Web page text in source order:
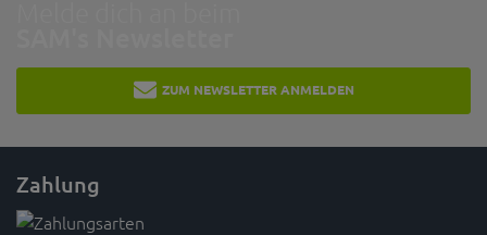
ZUM NEWSLETTER ANMELDEN
Zahlung